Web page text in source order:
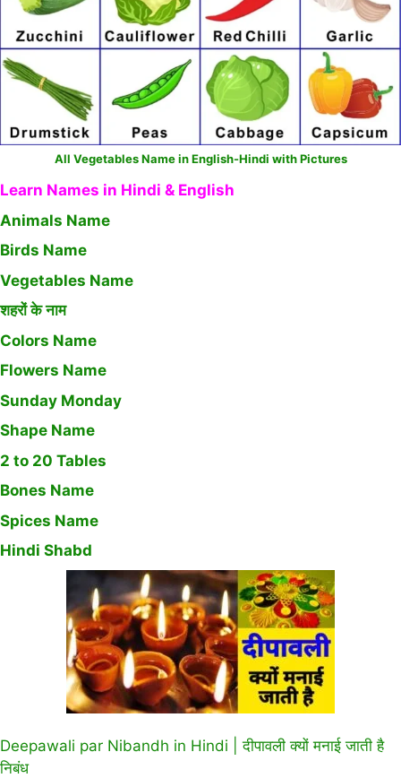
All Vegetables Name in English-Hindi with Pictures
Learn Names in Hindi & English
Animals Name
Birds Name
Vegetables Name
शहरों के नाम
Colors Name
Flowers Name
Sunday Monday
Shape Name
2 to 20 Tables
Bones Name
Spices Name
Hindi Shabd
Deepawali par Nibandh in Hindi | दीपावली क्यों मनाई जाती है
निबंध